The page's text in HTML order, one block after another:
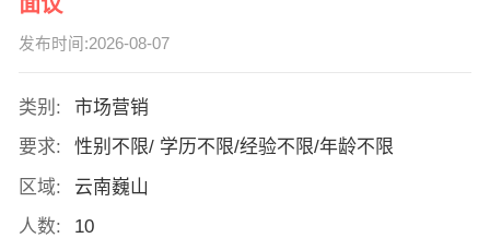
发布时间:2026-08-07
类别:
市场营销
要求:
性别不限/ 学历不限/经验不限/年龄不限
区域:
云南巍山
人数:
10